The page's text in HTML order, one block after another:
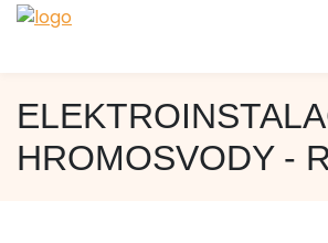
HROMOSVODY -